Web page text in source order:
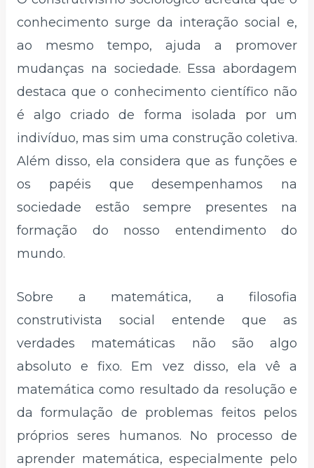
conhecimento surge da interação social e,
ao mesmo tempo, ajuda a promover
mudanças na sociedade. Essa abordagem
destaca que o conhecimento científico não
é algo criado de forma isolada por um
indivíduo, mas sim uma construção coletiva.
Além disso, ela considera que as funções e
os papéis que desempenhamos na
sociedade estão sempre presentes na
formação do nosso entendimento do
mundo.
Sobre a matemática, a filosofia
construtivista social entende que as
verdades matemáticas não são algo
absoluto e fixo. Em vez disso, ela vê a
matemática como resultado da resolução e
da formulação de problemas feitos pelos
próprios seres humanos. No processo de
aprender matemática, especialmente pelo